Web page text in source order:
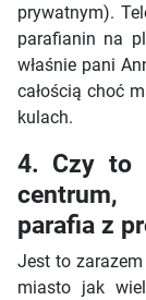
prywatnym).
parafianin na
właśnie pani
całością choć
kulach.
4. Czy to
centrum,
parafia z
Jest to
miasto jak